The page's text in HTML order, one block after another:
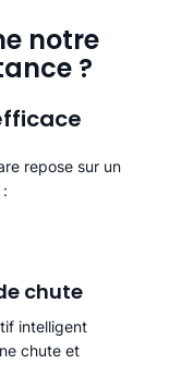
notre
?
repose sur un
chute
intelligent
chute et